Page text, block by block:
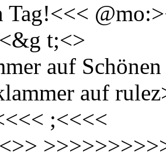
Tag!<<<
t;<>
auf
auf
;<<<<